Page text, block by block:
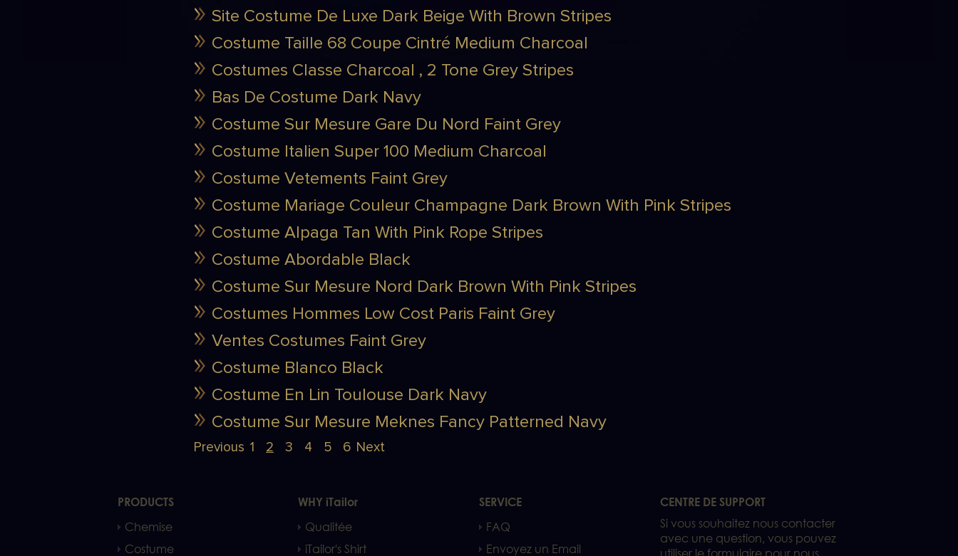
Site Costume De Luxe Dark Beige With Brown Stripes
Costume Taille 68 Coupe Cintré Medium Charcoal
Costumes Classe Charcoal , 2 Tone Grey Stripes
Bas De Costume Dark Navy
Costume Sur Mesure Gare Du Nord Faint Grey
Costume Italien Super 100 Medium Charcoal
Costume Vetements Faint Grey
Costume Mariage Couleur Champagne Dark Brown With Pink Stripes
Costume Alpaga Tan With Pink Rope Stripes
Costume Abordable Black
Costume Sur Mesure Nord Dark Brown With Pink Stripes
Costumes Hommes Low Cost Paris Faint Grey
Ventes Costumes Faint Grey
Costume Blanco Black
Costume En Lin Toulouse Dark Navy
Costume Sur Mesure Meknes Fancy Patterned Navy
Previous 1 2 3 4 5 6 Next
PRODUCTS
Chemise
Costume
WHY iTailor
Qualitée
iTailor's Shirt
SERVICE
FAQ
Envoyez un Email
CENTRE DE SUPPORT
Si vous souhaitez nous contacter
avec une question, vous pouvez
utiliser le formulaire pour nous